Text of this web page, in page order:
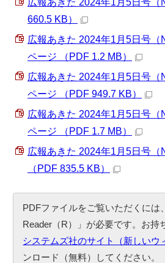
広報あきた 2024年1月5日号
660.5 KB）
広報あきた 2024年1月5日号
ページ （PDF 1.2 MB）
広報あきた 2024年1月5日号
ページ （PDF 949.7 KB）
広報あきた 2024年1月5日号
ページ （PDF 1.7 MB）
広報あきた 2024年1月5日号（
（PDF 835.5 KB）
PDFファイルをご覧いただくには
Reader（R）」が必要です。お持
システムズ社のサイト（新しいウ
ンロード（無料）してください。